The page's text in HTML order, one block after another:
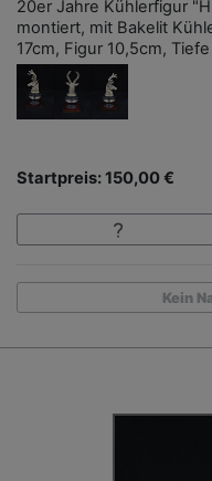
20er Jahre Kühlerfigur
montiert, mit Bakelit
17cm, Figur 10,5cm,
Startpreis: 150,00 €
Kein